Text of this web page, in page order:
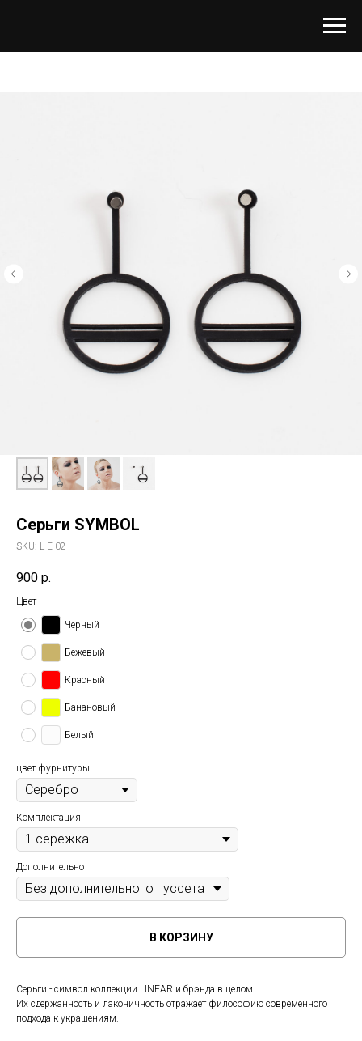
Серьги SYMBOL
SKU: L-E-02
900 р.
Цвет
Черный
Бежевый
Красный
Банановый
Белый
цвет фурнитуры
Комплектация
Дополнительно
В КОРЗИНУ
Серьги - символ коллекции LINEAR и брэнда в целом.
Их сдержанность и лаконичность отражает философию современного
подхода к украшениям.